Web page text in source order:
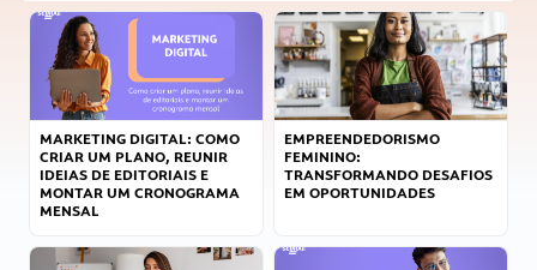
MARKETING DIGITAL: COMO
CRIAR UM PLANO, REUNIR
IDEIAS DE EDITORIAIS E
MONTAR UM CRONOGRAMA
MENSAL
EMPREENDEDORISMO
FEMININO:
TRANSFORMANDO DESAFIOS
EM OPORTUNIDADES